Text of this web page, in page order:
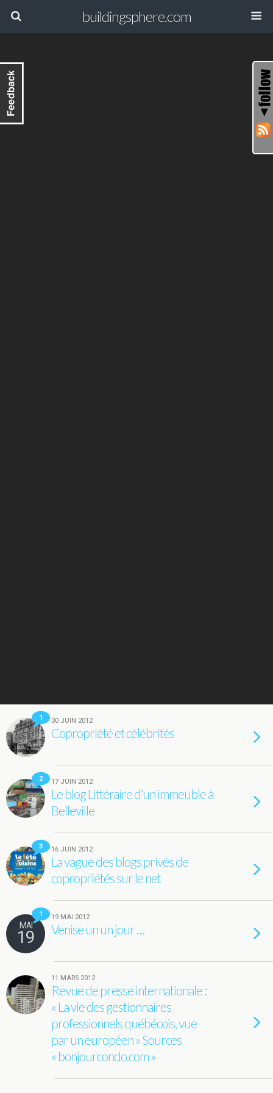
buildingsphere.com
1 30 JUIN 2012
Copropriété et célébrités
2 17 JUIN 2012
Le blog Littéraire d’un immeuble à
Belleville
3 16 JUIN 2012
La vague des blogs privés de
copropriétés sur le net
1
MAI
19
19 MAI 2012
Venise un un jour …
11 MARS 2012
Revue de presse internationale :
« La vie des gestionnaires
professionnels québécois, vue
par un européen » Sources
« bonjourcondo.com »